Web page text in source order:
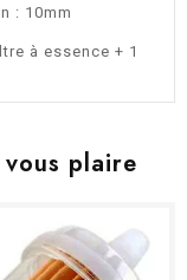
: 10mm
à essence + 1
plaire